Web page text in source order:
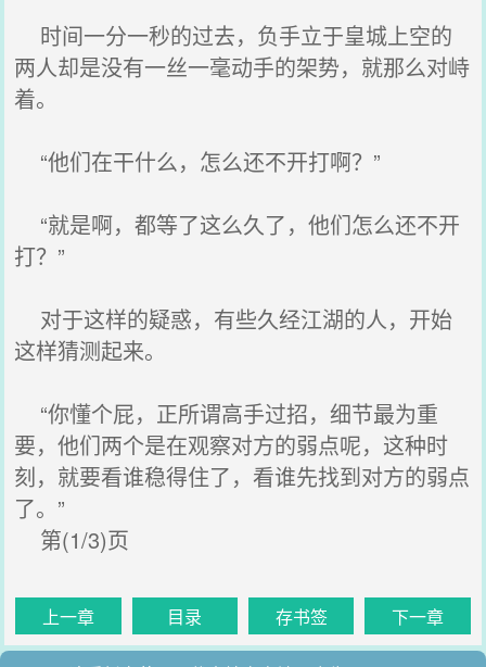
时间一分一秒的过去，负手立于皇城上空的
两人却是没有一丝一毫动手的架势，就那么对峙
着。
“他们在干什么，怎么还不开打啊？”
“就是啊，都等了这么久了，他们怎么还不开
打？”
对于这样的疑惑，有些久经江湖的人，开始
这样猜测起来。
“你懂个屁，正所谓高手过招，细节最为重
要，他们两个是在观察对方的弱点呢，这种时
刻，就要看谁稳得住了，看谁先找到对方的弱点
了。”
第(1/3)页
上一章 目录 存书签 下一章